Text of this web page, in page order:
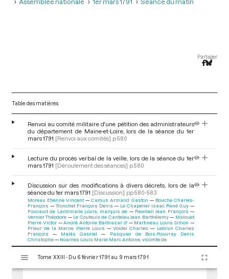
Partager
Table des matières
Renvoi au comité militaire d'une pétition des administrateurs
du département de Maine-et-Loire, lors de la séance du 1er
mars 1791 [Renvoi aux comités] p.580
Lecture du procès verbal de la veille, lors de la séance du 1er
mars 1791 [Déroulement des séances] p.580
Discussion sur des modifications à divers décrets, lors de la
séance du 1er mars 1791 [Discussion] pp.580-583
Moreau Etienne Vincent Camus Armand Gaston
Bouche Charles-
François
Tronchet François Denis
Le Chapelier Isaac René Guy
Foucault de Lardimalie Louis, marquis de
Rewbell Jean François
Vernier Théodore
Le Couteulx de Canteleu Jean Barthélemy
Malouet
Pierre Victor
André Antoine Balthazar d'
Martineau Louis Simon
Prieur de la Marne Pierre Louis
Voidel Charles
Lebrun Charles
François
Malès Gabriel
Pasquier de Bois-Rouvray Denis
Christophe
Noailles Louis Marie Marc Antoine, vicomte de
s
Tome XXIII - Du 6 février 1791 au 9 mars 1791